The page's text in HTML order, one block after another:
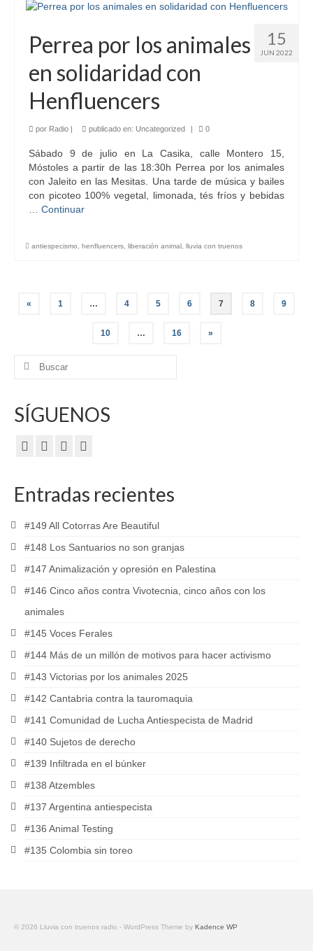
15
JUN 2022
Perrea por los animales
en solidaridad con
Henfluencers
por Radio | publicado en: Uncategorized | 0
Sábado 9 de julio en La Casika, calle Montero 15,
Móstoles a partir de las 18:30h Perrea por los animales
con Jaleito en las Mesitas. Una tarde de música y bailes
con picoteo 100% vegetal, limonada, tés fríos y bebidas
Continuar
antiespecismo henfluencers liberación animal lluvia con truenos
Paginación
entradas
« 1 … 4 5 6 7 8 9
10 … 16 »
Buscar
SÍGUENOS
Entradas recientes
#149 All Cotorras Are Beautiful
#148 Los Santuarios no son granjas
#147 Animalización y opresión en Palestina
#146 Cinco años contra Vivotecnia, cinco años con los
animales
#145 Voces Ferales
#144 Más de un millón de motivos para hacer activismo
#143 Victorias por los animales 2025
#142 Cantabria contra la tauromaquia
#141 Comunidad de Lucha Antiespecista de Madrid
#140 Sujetos de derecho
#139 Infiltrada en el búnker
#138 Atzembles
#137 Argentina antiespecista
#136 Animal Testing
#135 Colombia sin toreo
© 2026 Lluvia con truenos radio - WordPress Theme by Kadence WP